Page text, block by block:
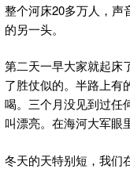
整个河床20多万人，声
的另一头。
第二天一早大家就起床
了胜仗似的。半路上有
喝。三个月没见到过任
叫漂亮。在海河大军眼
冬天的天特别短，我们